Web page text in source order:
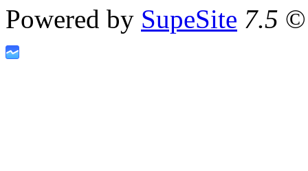
Powered by SupeSite 7.5 ©